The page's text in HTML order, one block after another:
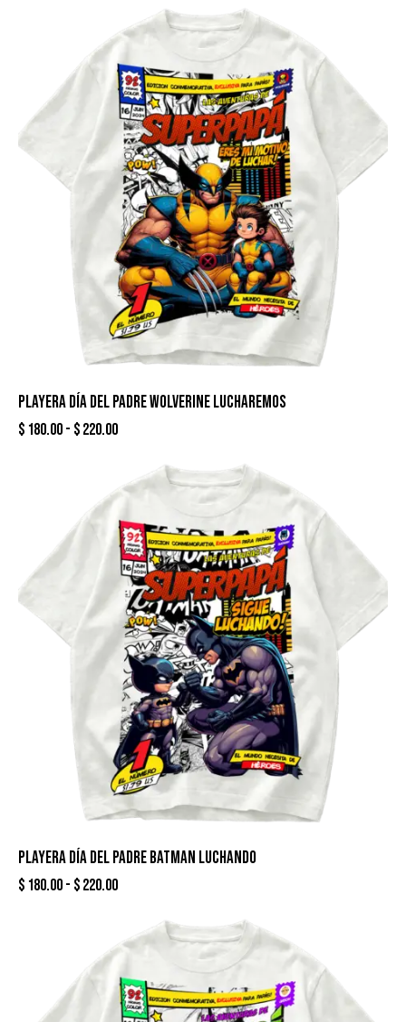
PLAYERA DÍA DEL PADRE WOLVERINE LUCHAREMOS
$ 180.00- $220.00
PLAYERA DÍA DEL PADRE BATMAN LUCHANDO
$ 180.00- $220.00